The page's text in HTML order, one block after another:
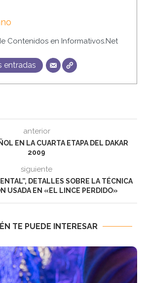
Contenidos en Informativos.Net
entradas
anterior
EN LA CUARTA ETAPA DEL DAKAR
2009
siguiente
DETALLES SOBRE LA TÉCNICA
USADA EN «EL LINCE PERDIDO»
TE PUEDE INTERESAR